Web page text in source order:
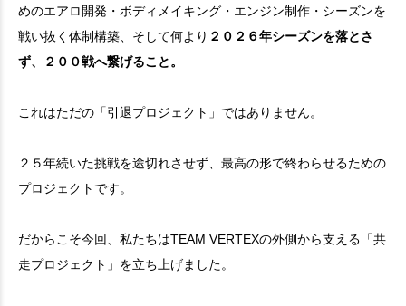
めのエアロ開発・ボディメイキング・エンジン制作・シーズンを
戦い抜く体制構築、そして何より ２０２６年シーズンを落とさ
ず、２００戦へ繋げること。
これはただの「引退プロジェクト」ではありません。
２５年続いた挑戦を途切れさせず、最高の形で終わらせるための
プロジェクトです。
だからこそ今回、私たちはTEAM VERTEXの外側から支える「共
走プロジェクト」を立ち上げました。